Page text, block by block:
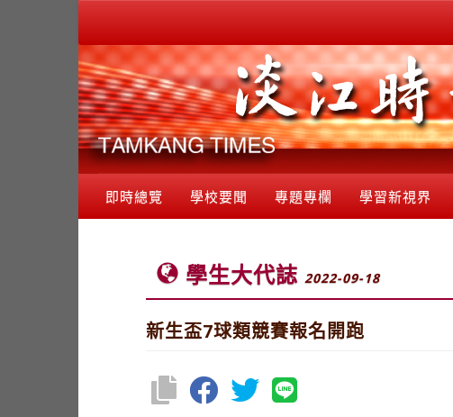
即時總覽 學校要聞 專題專欄 學習新視界
學生大代誌 2022-09-18
新生盃7球類競賽報名開跑